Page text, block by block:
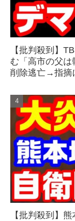
【批判殺到】
む「高市の父は
削除逃亡→指摘
【批判殺到】